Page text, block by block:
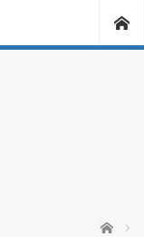
ホーム